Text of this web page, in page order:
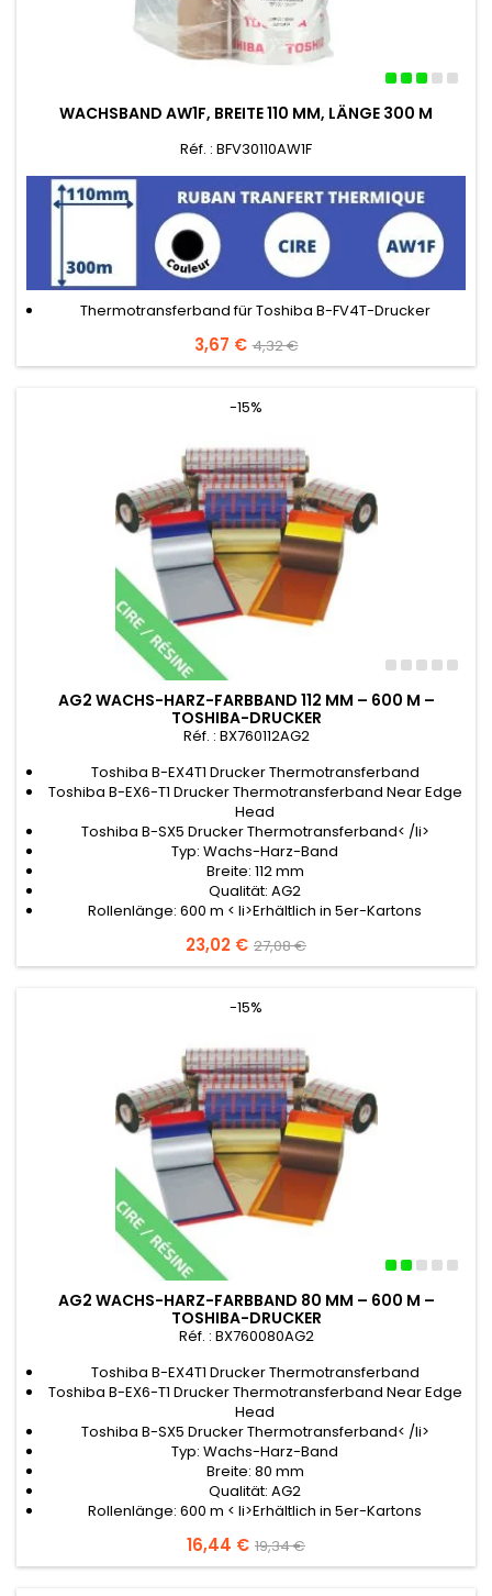
WACHSBAND AW1F, BREITE 110 MM, LÄNGE 300 M
Réf. : BFV30110AW1F
Thermotransferband für Toshiba B-FV4T-Drucker
Preis
3,67 € Verkaufspreis
4,32 €
-15%
AG2 WACHS-HARZ-FARBBAND 112 MM – 600 M –
TOSHIBA-DRUCKER
Réf. : BX760112AG2
Toshiba B-EX4T1 Drucker Thermotransferband
Toshiba B-EX6-T1 Drucker Thermotransferband Near Edge
Head
Toshiba B-SX5 Drucker Thermotransferband< /li>
Typ: Wachs-Harz-Band
Breite: 112 mm
Qualität: AG2
Rollenlänge: 600 m < li>Erhältlich in 5er-Kartons
Preis
23,02 € Verkaufspreis
27,08 €
-15%
AG2 WACHS-HARZ-FARBBAND 80 MM – 600 M –
TOSHIBA-DRUCKER
Réf. : BX760080AG2
Toshiba B-EX4T1 Drucker Thermotransferband
Toshiba B-EX6-T1 Drucker Thermotransferband Near Edge
Head
Toshiba B-SX5 Drucker Thermotransferband< /li>
Typ: Wachs-Harz-Band
Breite: 80 mm
Qualität: AG2
Rollenlänge: 600 m < li>Erhältlich in 5er-Kartons
Preis
16,44 € Verkaufspreis
19,34 €